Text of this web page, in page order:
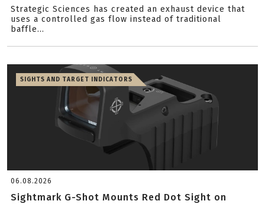
Strategic Sciences has created an exhaust device that
uses a controlled gas flow instead of traditional
baffle...
SIGHTS AND TARGET INDICATORS
06.08.2026
Sightmark G-Shot Mounts Red Dot Sight on